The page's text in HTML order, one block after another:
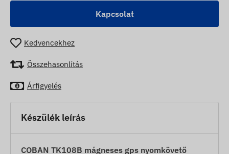
Kapcsolat
Kedvencekhez
Összehasonlítás
Árfigyelés
Készülék leírás
COBAN TK108B mágneses gps nyomkövető